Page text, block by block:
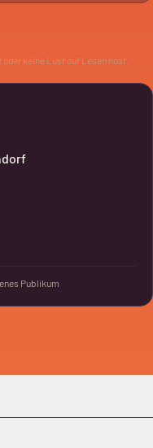
oder keine Lust auf Lesen hast.
Publikum